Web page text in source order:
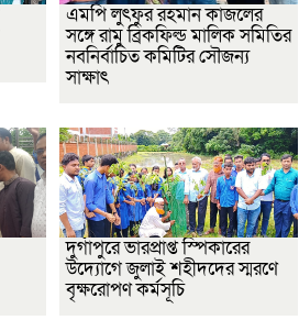
এমপি লুৎফুর রহমান কাজলের
সঙ্গে রামু ব্রিকফিল্ড মালিক সমিতির
নবনির্বাচিত কমিটির সৌজন্য
সাক্ষাৎ
দুর্গাপুরে ভারপ্রাপ্ত স্পিকারের
উদ্যোগে জুলাই শহীদদের স্মরণে
বৃক্ষরোপণ কর্মসূচি